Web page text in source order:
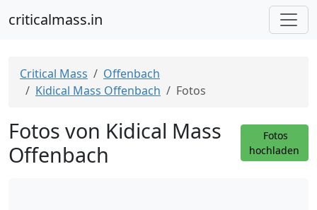
criticalmass.in
Critical Mass
Offenbach
Kidical Mass Offenbach
Fotos
Fotos von Kidical Mass
Offenbach
Fotos
hochladen